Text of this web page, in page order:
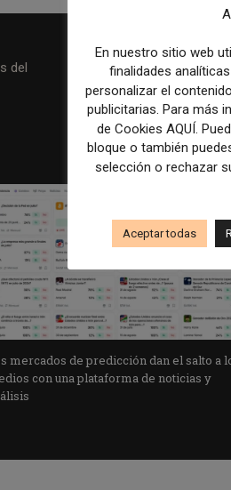
del
Estrategias
mercados de predicción dan el salto a
con una plataforma de noticias y
En nuestro sitio web
finalidades
personalizar el
publicitarias. Para más
de Cookies AQUÍ.
bloque o también
selección o rechazar
Aceptar todas